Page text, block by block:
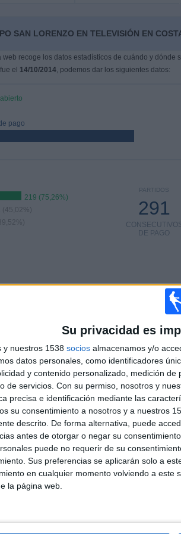
Su privacidad es
y nuestros 1538 socios almacenamos y/o
datos personales, como identificadores
y contenido personalizado, medición
de servicios. Con su permiso, nosotros y
precisa e identificación mediante las
su consentimiento a nosotros y a nuestros
descrito. De forma alternativa, puede
antes de otorgar o negar su consentimiento.
puede no requerir de su
Sus preferencias se aplicarán solo a
en cualquier momento volviendo a este
la página web.
SAN LORENZO EN TELEVISIÓN EN
web recoge los datos estadísticos de cuándo y dónde
el 14/10/2014, podemos dar los siguientes datos:
pago
219 (75,26%)
(45,02%)
PARTIDOS
291
DE PAGO
Copa Sudamericana
Ver ranking completo
Nº DE PARTIDOS POR DÍA DE LA SEMANA
35 22 27